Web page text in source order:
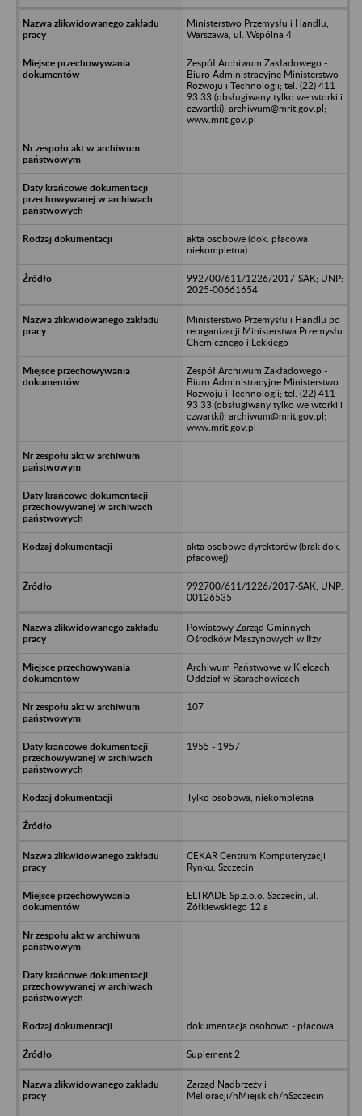
Ministerstwo Przemysłu i Handlu,
Warszawa, ul. Wspólna 4
Zespół Archiwum Zakładowego -
Biuro Administracyjne Ministerstwo
Rozwoju i Technologii; tel. (22) 411
93 33 (obsługiwany tylko we wtorki i
czwartki); archiwum@mrit.gov.pl;
www.mrit.gov.pl
akta osobowe (dok. płacowa
niekompletna)
992700/611/1226/2017-SAK; UNP:
2025-00661654
Ministerstwo Przemysłu i Handlu po
reorganizacji Ministerstwa Przemysłu
Chemicznego i Lekkiego
Zespół Archiwum Zakładowego -
Biuro Administracyjne Ministerstwo
Rozwoju i Technologii; tel. (22) 411
93 33 (obsługiwany tylko we wtorki i
czwartki); archiwum@mrit.gov.pl;
www.mrit.gov.pl
akta osobowe dyrektorów (brak dok.
płacowej)
992700/611/1226/2017-SAK; UNP:
00126535
Powiatowy Zarząd Gminnych
Ośrodków Maszynowych w Iłży
Archiwum Państwowe w Kielcach
Oddział w Starachowicach
107
1955 - 1957
Tylko osobowa, niekompletna
CEKAR Centrum Komputeryzacji
Rynku, Szczecin
ELTRADE Sp.z.o.o. Szczecin, ul.
Żółkiewskiego 12 a
dokumentacja osobowo - płacowa
Suplement 2
Zarząd Nadbrzeży i
Melioracji/nMiejskich/nSzczecin